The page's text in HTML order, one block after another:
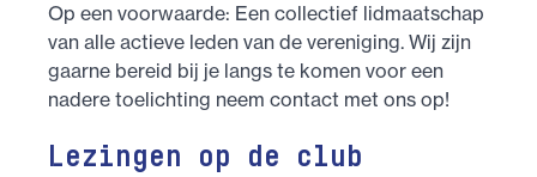
Op een voorwaarde: Een collectief lidmaatschap
van alle actieve leden van de vereniging. Wij zijn
gaarne bereid bij je langs te komen voor een
nadere toelichting neem contact met ons op!
Lezingen op de club